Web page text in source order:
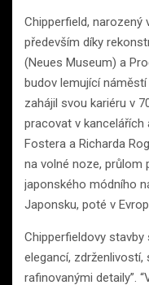
Chipperfield, narozený
především díky
(Neues Museum) a
budov lemující náměstí
zahájil svou kariéru v
pracovat v
Fostera a Richarda
na volné noze, průlom
japonského módního
Japonsku, poté v
Chipperfieldovy stavby
elegancí,
rafinovanými detaily”.